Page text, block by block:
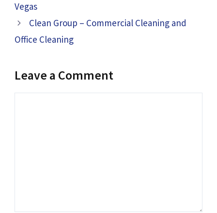
Vegas
Clean Group – Commercial Cleaning and
Office Cleaning
Leave a Comment